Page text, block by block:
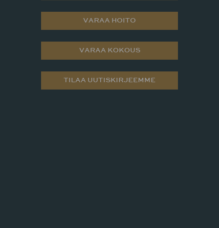
VARAA HOITO
VARAA KOKOUS
TILAA UUTISKIRJEEMME